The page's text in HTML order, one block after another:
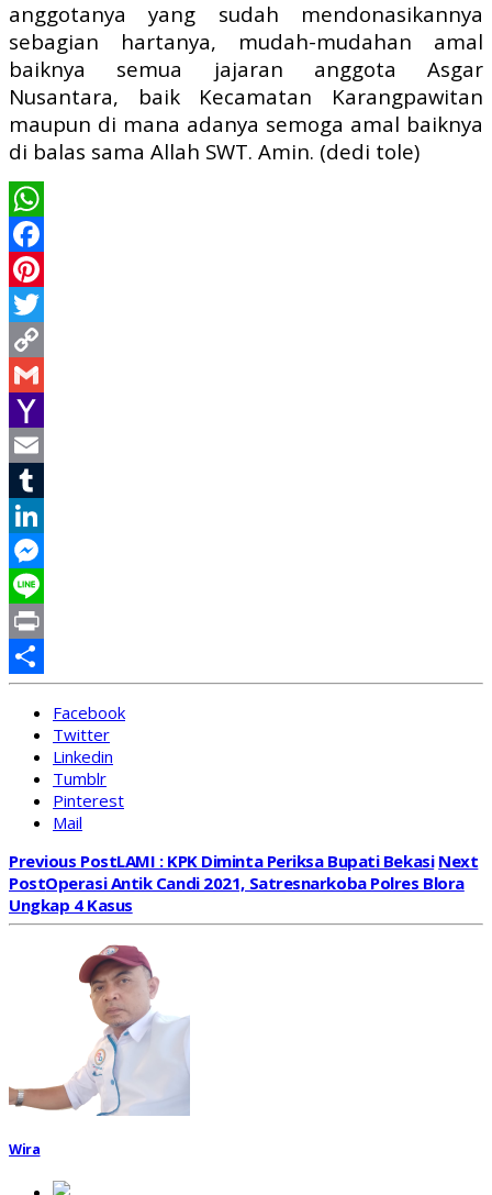
anggotanya yang sudah mendonasikannya
sebagian hartanya, mudah-mudahan amal
baiknya semua jajaran anggota Asgar
Nusantara, baik Kecamatan Karangpawitan
maupun di mana adanya semoga amal baiknya
di balas sama Allah SWT. Amin. (dedi tole)
WhatsApp
Facebook
Pinterest
Twitter
Copy
Link
Gmail
Yahoo
Mail
Email
Tumblr
LinkedIn
Messenger
Line
Print
Share
Facebook
Twitter
Linkedin
Tumblr
Pinterest
Mail
Previous PostLAMI : KPK Diminta Periksa Bupati Bekasi Next
PostOperasi Antik Candi 2021, Satresnarkoba Polres Blora
Ungkap 4 Kasus
Wira